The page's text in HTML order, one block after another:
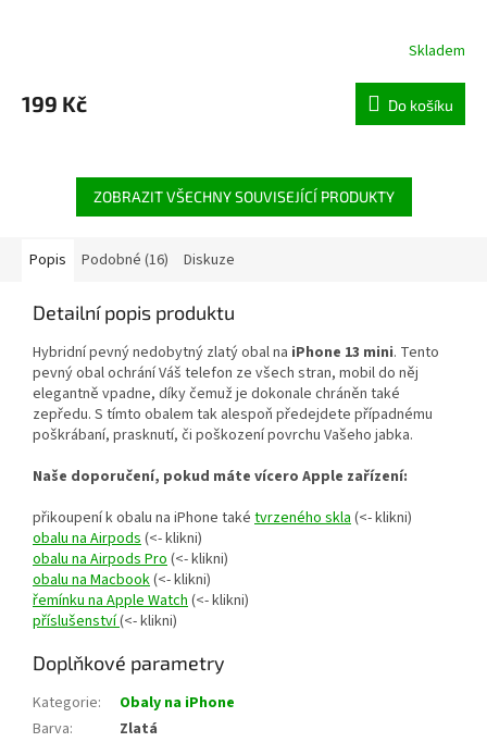
Skladem
199 Kč Do košíku
ZOBRAZIT VŠECHNY SOUVISEJÍCÍ PRODUKTY
Popis Podobné (16) Diskuze
Detailní popis produktu
Hybridní pevný nedobytný zlatý obal na iPhone 13 mini. Tento
pevný obal ochrání Váš telefon ze všech stran, mobil do něj
elegantně vpadne, díky čemuž je dokonale chráněn také
zepředu. S tímto obalem tak alespoň předejdete případnému
poškrábaní, prasknutí, či poškozenípovrchu Vašeho jabka.
Naše doporučení, pokud máte vícero Apple zařízení:
přikoupení k obalu na iPhone také tvrzeného skla(<- klikni)
obalu na Airpods(<- klikni)
obalu na Airpods Pro(<- klikni)
obalu na Macbook(<- klikni)
řemínku na Apple Watch(<- klikni)
příslušenství(<- klikni)
Doplňkové parametry
Kategorie:
Obaly na iPhone
Barva:
Zlatá